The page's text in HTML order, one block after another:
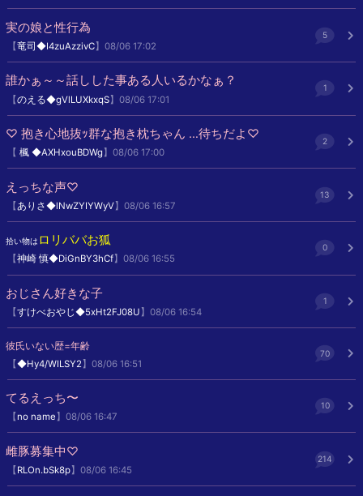
実の娘と性行為
【竜司◆I4zuAzzivC】08/06 17:02
5
誰かぁ～～話しした事ある人いるかなぁ？
【のえる◆gVlLUXkxqS】08/06 17:01
1
♡ 抱き心地抜ｯ群な抱き枕ちゃん …待ちだよ♡
【 楓 ◆AXHxouBDWg】08/06 17:00
2
えっちな声♡
【ありさ◆lNwZYIYWyV】08/06 16:57
13
拾い物は ロリババお狐
【神崎 慎◆DiGnBY3hCf】08/06 16:55
0
おじさん好きな子
【すけべおやじ◆5xHt2FJ08U 】08/06 16:54
1
彼氏いない歴=年齢
【◆Hy4/WILSY2】08/06 16:51
70
てるえっち〜
【no name 】08/06 16:47
10
雌豚募集中♡
【 RLOn.bSk8p】08/06 16:45
214